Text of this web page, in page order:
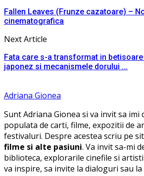
Fallen Leaves (Frunze cazatoare) –
cinematografica
Next Article
Fata care s-a transformat in
japonez si mecanismele dorului ...
Adriana Gionea
Sunt Adriana Gionea si va invit sa imi
populata de carti, filme, expozitii de
festivaluri. Despre acestea scriu pe
filme si alte pasiuni. Va invit sa-mi
biblioteca, explorarile cinefile si
va inspire, sa invite la dialoguri sau